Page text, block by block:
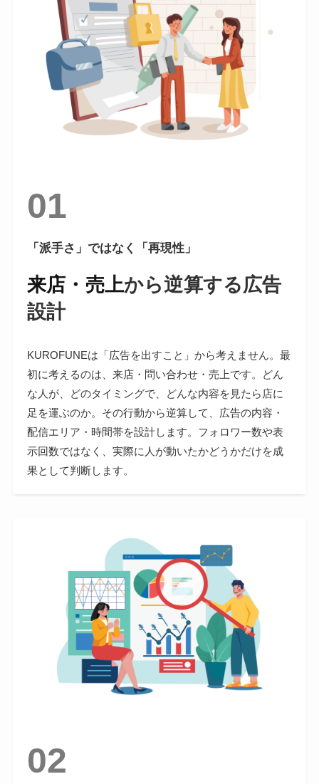
01
「派手さ」ではなく「再現性」
来店・売上から逆算する広告
設計
KUROFUNEは「広告を出すこと」から考えません。最
初に考えるのは、来店・問い合わせ・売上です。どん
な人が、どのタイミングで、どんな内容を見たら店に
足を運ぶのか。その行動から逆算して、広告の内容・
配信エリア・時間帯を設計します。フォロワー数や表
示回数ではなく、実際に人が動いたかどうかだけを成
果として判断します。
02